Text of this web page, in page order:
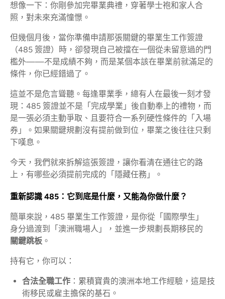
想像一下：你剛參加完畢業典禮，穿著學士袍和家人合
照，對未來充滿憧憬。
但幾個月後，當你準備申請那張關鍵的畢業生工作簽證
（485 簽證）時，卻發現自己被擋在一個從未留意過的門
檻外——不是成績不夠，而是某個本該在畢業前就滿足的
條件，你已經錯過了。
這並不是危言聳聽。每逢畢業季，總有人在最後一刻才發
現：485 簽證並不是「完成學業」後自動奉上的禮物，而
是一張必須主動爭取、且要符合一系列硬性條件的「入場
券」。如果關鍵規劃沒有提前做到位，畢業之後往往只剩
下嘆息。
今天，我們就來拆解這張簽證，讓你看清在通往它的路
上，有哪些必須提前完成的「隱藏任務」。
重新認識 485：它到底是什麼，又能為你做什麼？
簡單來說，485 畢業生工作簽證，是你從「國際學生」
身分過渡到「澳洲職場人」，並進一步規劃長期移民的
關鍵跳板 。
持有它，你可以：
合法全職工作 ：累積寶貴的澳洲本地工作經驗，這是技
術移民或雇主擔保的基石。